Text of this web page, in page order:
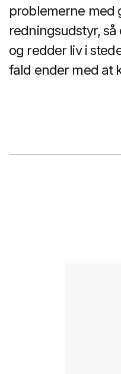
problemerne med
redningsudstyr,
og redder liv i
fald ender med at